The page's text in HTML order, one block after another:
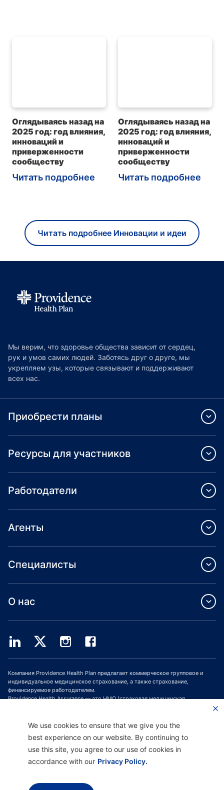
Оглядываясь назад на
2025 год: год влияния,
инноваций и
приверженности
сообществу
Читать подробнее
Оглядываясь назад на
2025 год: год влияния,
инноваций и
приверженности
сообществу
Читать подробнее
Читать подробнее Инновации и идеи
Мы верим, что здоровье общества зависит от сердец,
рук и умов самих людей. Заботясь друг о друге, мы
укрепляем узы, которые связывают и поддерживают
всех нас.
Приобрести планы
Ресурсы для участников
Работодатели
Агенты
Специалисты
О нас
Компания Providence Health Plan предлагает коммерческое групповое и
индивидуальное медицинское страхование, а также страхование,
финансируемое работодателем.
Providence Health Assurance — это HMO (страховая медицинская
Medicare и Oregon Health Plan. Зачисление в программу медицинского
использования и политика конфиденциальности
We use cookies to ensure that we give you the
best experience on our website. By continuing to
use this site, you agree to our use of cookies in
accordance with our Privacy Policy.